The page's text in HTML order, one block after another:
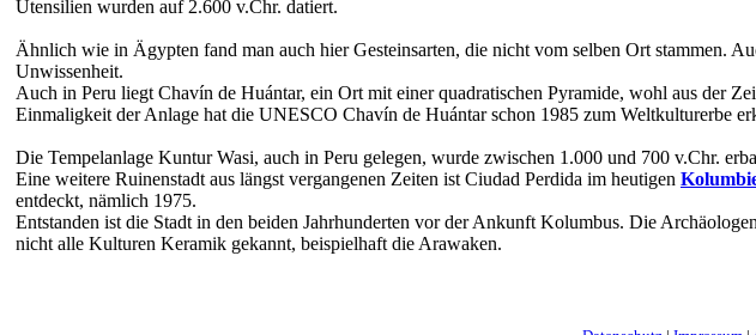
Utensilien wurden auf 2.600 v.Chr. datiert.
Ähnlich wie in Ägypten fand man auch hier Gesteinsarten, die nicht vom selben Ort stammen.
Unwissenheit.
Auch in Peru liegt Chavín de Huántar, ein Ort mit einer quadratischen Pyramide, wohl aus der
Einmaligkeit der Anlage hat die UNESCO Chavín de Huántar schon 1985 zum Weltkulturerbe
Die Tempelanlage Kuntur Wasi, auch in Peru gelegen, wurde zwischen 1.000 und 700 v.Chr.
Eine weitere Ruinenstadt aus längst vergangenen Zeiten ist Ciudad Perdida im heutigen
entdeckt, nämlich 1975.
Entstanden ist die Stadt in den beiden Jahrhunderten vor der Ankunft Kolumbus. Die
nicht alle Kulturen Keramik gekannt, beispielhaft die Arawaken.